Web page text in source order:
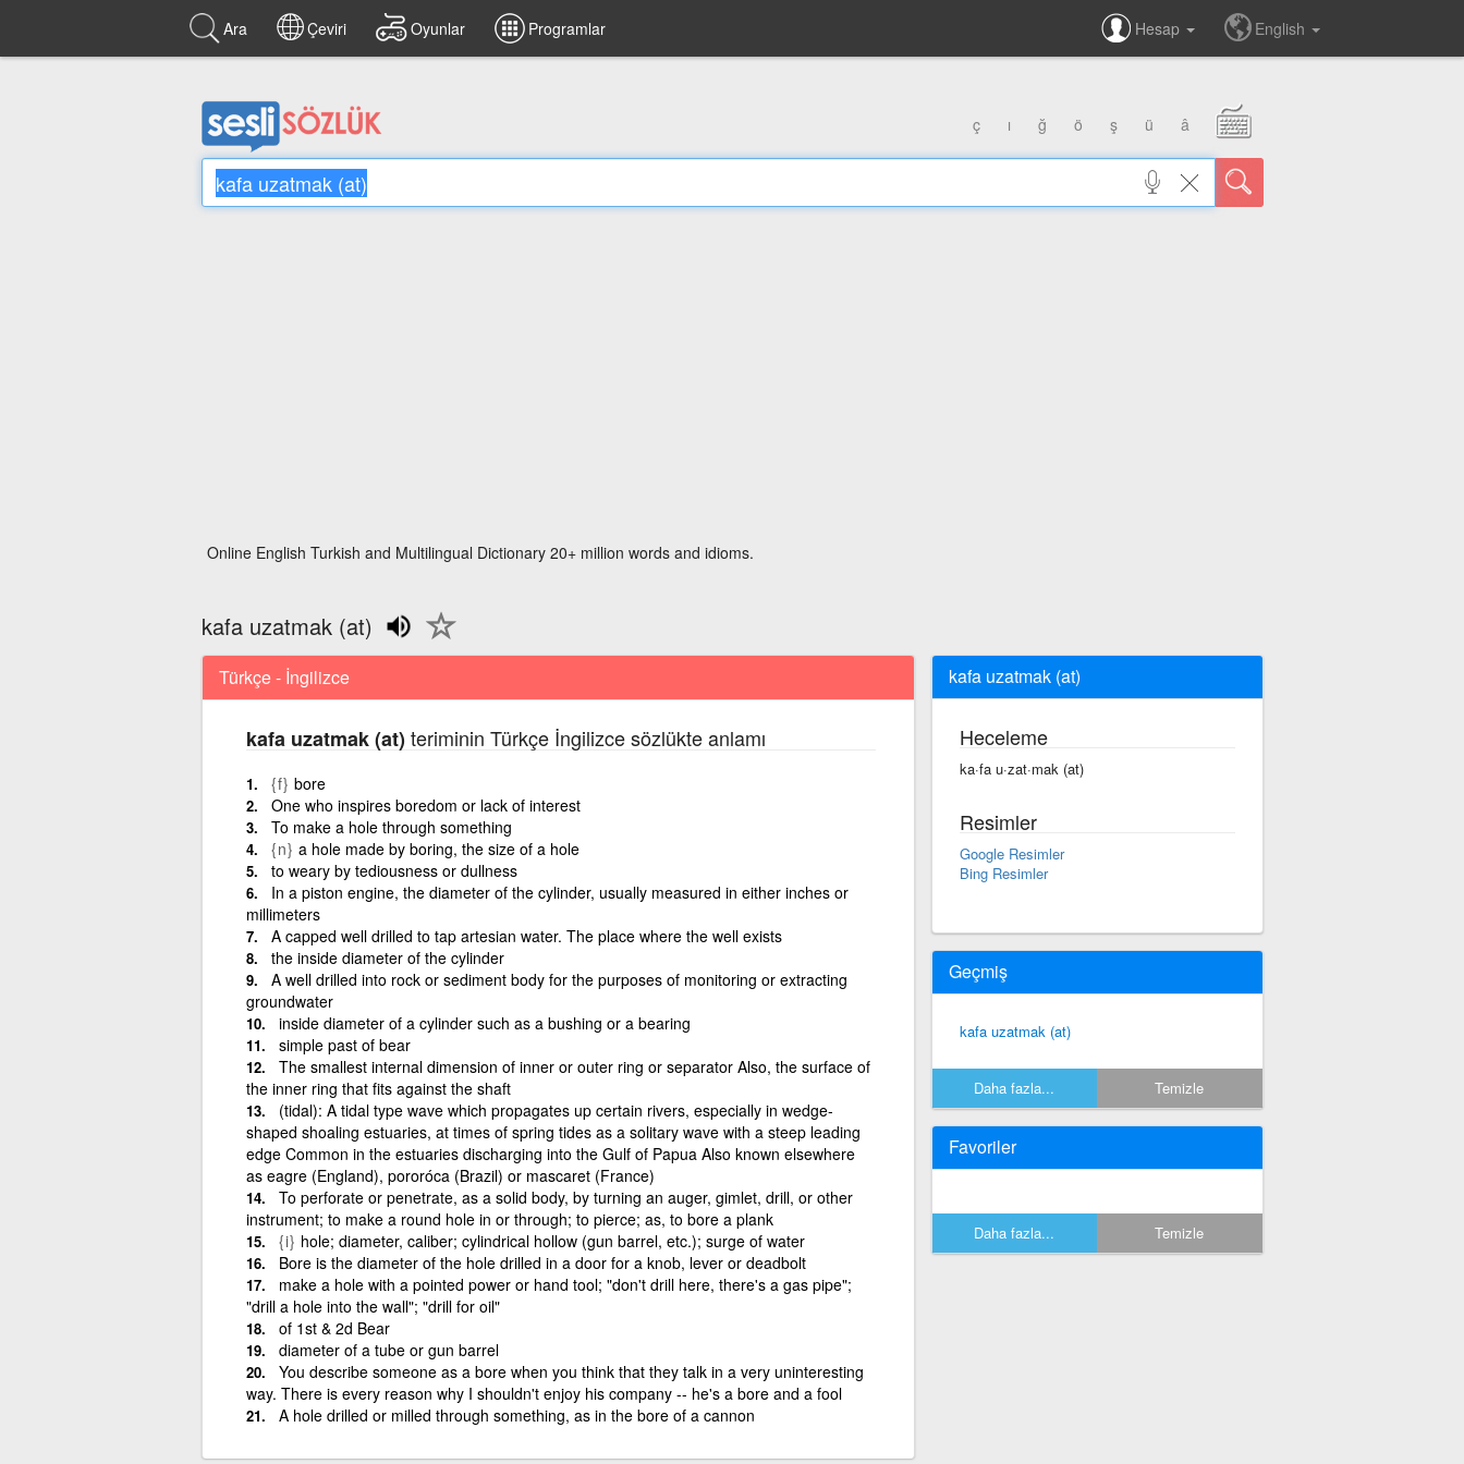
Ara Çeviri Oyunlar Programlar Hesap English
ç ı ğ ö ş ü â
Online English Turkish and Multilingual Dictionary 20+ million words and idioms.
kafa uzatmak (at)
Türkçe - İngilizce
kafa uzatmak (at) teriminin Türkçe İngilizce sözlükte anlamı
{f} bore
One who inspires boredom or lack of interest
To make a hole through something
{n} a hole made by boring, the size of a hole
to weary by tediousness or dullness
In a piston engine, the diameter of the cylinder, usually measured in either inches or
millimeters
A capped well drilled to tap artesian water. The place where the well exists
the inside diameter of the cylinder
A well drilled into rock or sediment body for the purposes of monitoring or extracting
groundwater
inside diameter of a cylinder such as a bushing or a bearing
simple past of bear
The smallest internal dimension of inner or outer ring or separator Also, the surface of
the inner ring that fits against the shaft
(tidal): A tidal type wave which propagates up certain rivers, especially in wedge-
shaped shoaling estuaries, at times of spring tides as a solitary wave with a steep leading
edge Common in the estuaries discharging into the Gulf of Papua Also known elsewhere
as eagre (England), pororóca (Brazil) or mascaret (France)
To perforate or penetrate, as a solid body, by turning an auger, gimlet, drill, or other
instrument; to make a round hole in or through; to pierce; as, to bore a plank
{i} hole; diameter, caliber; cylindrical hollow (gun barrel, etc.); surge of water
Bore is the diameter of the hole drilled in a door for a knob, lever or deadbolt
make a hole with a pointed power or hand tool; "don't drill here, there's a gas pipe";
"drill a hole into the wall"; "drill for oil"
of 1st & 2d Bear
diameter of a tube or gun barrel
You describe someone as a bore when you think that they talk in a very uninteresting
way. There is every reason why I shouldn't enjoy his company -- he's a bore and a fool
A hole drilled or milled through something, as in the bore of a cannon
kafa uzatmak (at)
Heceleme
ka·fa u·zat·mak (at)
Resimler
Google Resimler
Bing Resimler
Geçmiş
kafa uzatmak (at)
Daha fazla... Temizle
Favoriler
Daha fazla... Temizle